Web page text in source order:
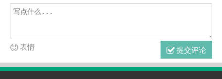
提交评论
表情